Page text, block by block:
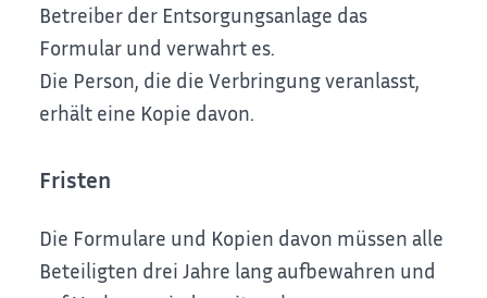
Betreiber der Entsorgungsanlage das
Formular und verwahrt es.
Die Person, die die Verbringung veranlasst,
erhält eine Kopie davon.
Fristen
Die Formulare und Kopien davon müssen alle
Beteiligten drei Jahre lang aufbewahren und